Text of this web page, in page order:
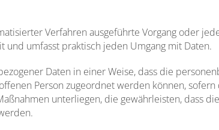
Verfahren ausgeführte Vorgang oder
umfasst praktisch jeden Umgang mit Daten.
Daten in einer Weise, dass die
Person zugeordnet werden können,
unterliegen, die gewährleisten, dass